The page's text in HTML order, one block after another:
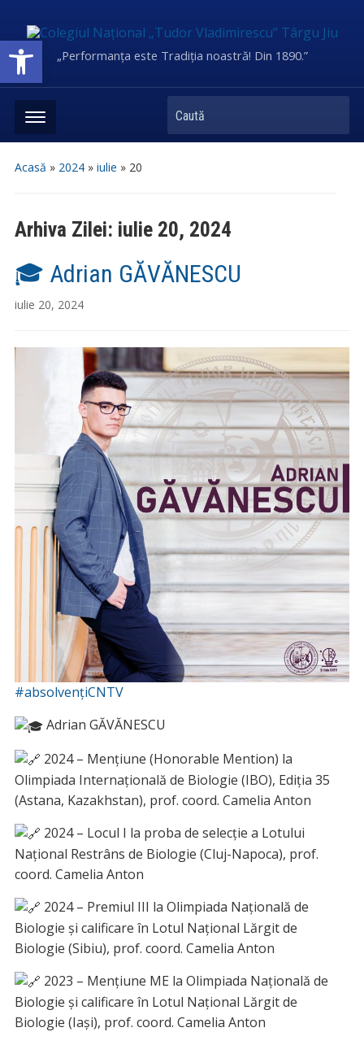
Deschide bara de unelte„Performanța este Tradiția noastră! Din 1890.”
Caută
Acasă » 2024» iulie » 20
Arhiva Zilei: iulie 20, 2024
🎓 Adrian GĂVĂNESCU
iulie 20, 2024
#absolvențiCNTV
Adrian GĂVĂNESCU
2024 – Mențiune (Honorable Mention) la
Olimpiada Internațională de Biologie (IBO), Ediția 35
(Astana, Kazakhstan), prof. coord. Camelia Anton
2024 – Locul I la proba de selecție a Lotului
Național Restrâns de Biologie (Cluj-Napoca), prof.
coord. Camelia Anton
2024 – Premiul III la Olimpiada Națională de
Biologie și calificare în Lotul Național Lărgit de
Biologie (Sibiu), prof. coord. Camelia Anton
2023 – Mențiune ME la Olimpiada Națională de
Biologie și calificare în Lotul Național Lărgit de
Biologie (Iași), prof. coord. Camelia Anton